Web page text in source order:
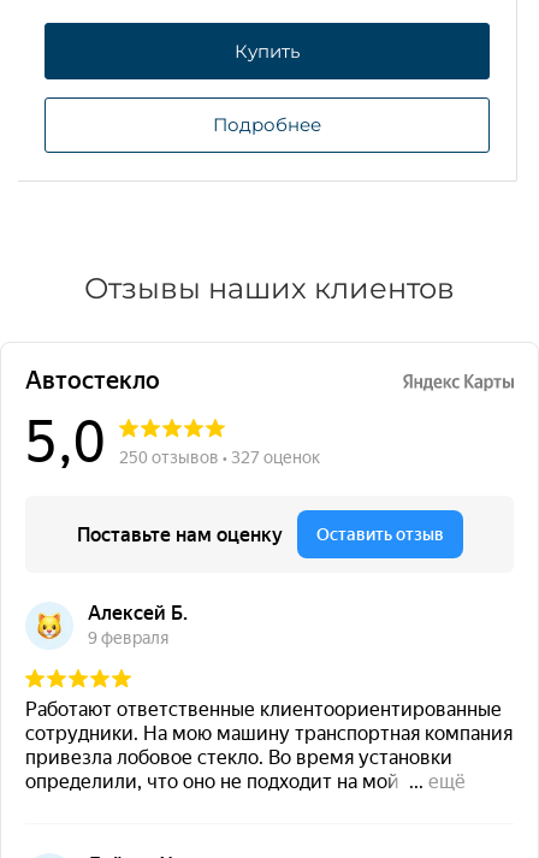
Купить
Подробнее
Отзывы наших клиентов